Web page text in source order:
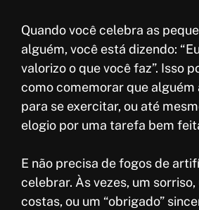
Quando você celebra as
alguém, você está dizendo:
valorizo o que você faz”. Isso
como comemorar que alguém
para se exercitar, ou até
elogio por uma tarefa bem
E não precisa de fogos de
celebrar. Às vezes, um
costas, ou um “obrigado”